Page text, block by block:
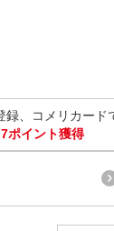
録、コメリカード
7ポイント獲得